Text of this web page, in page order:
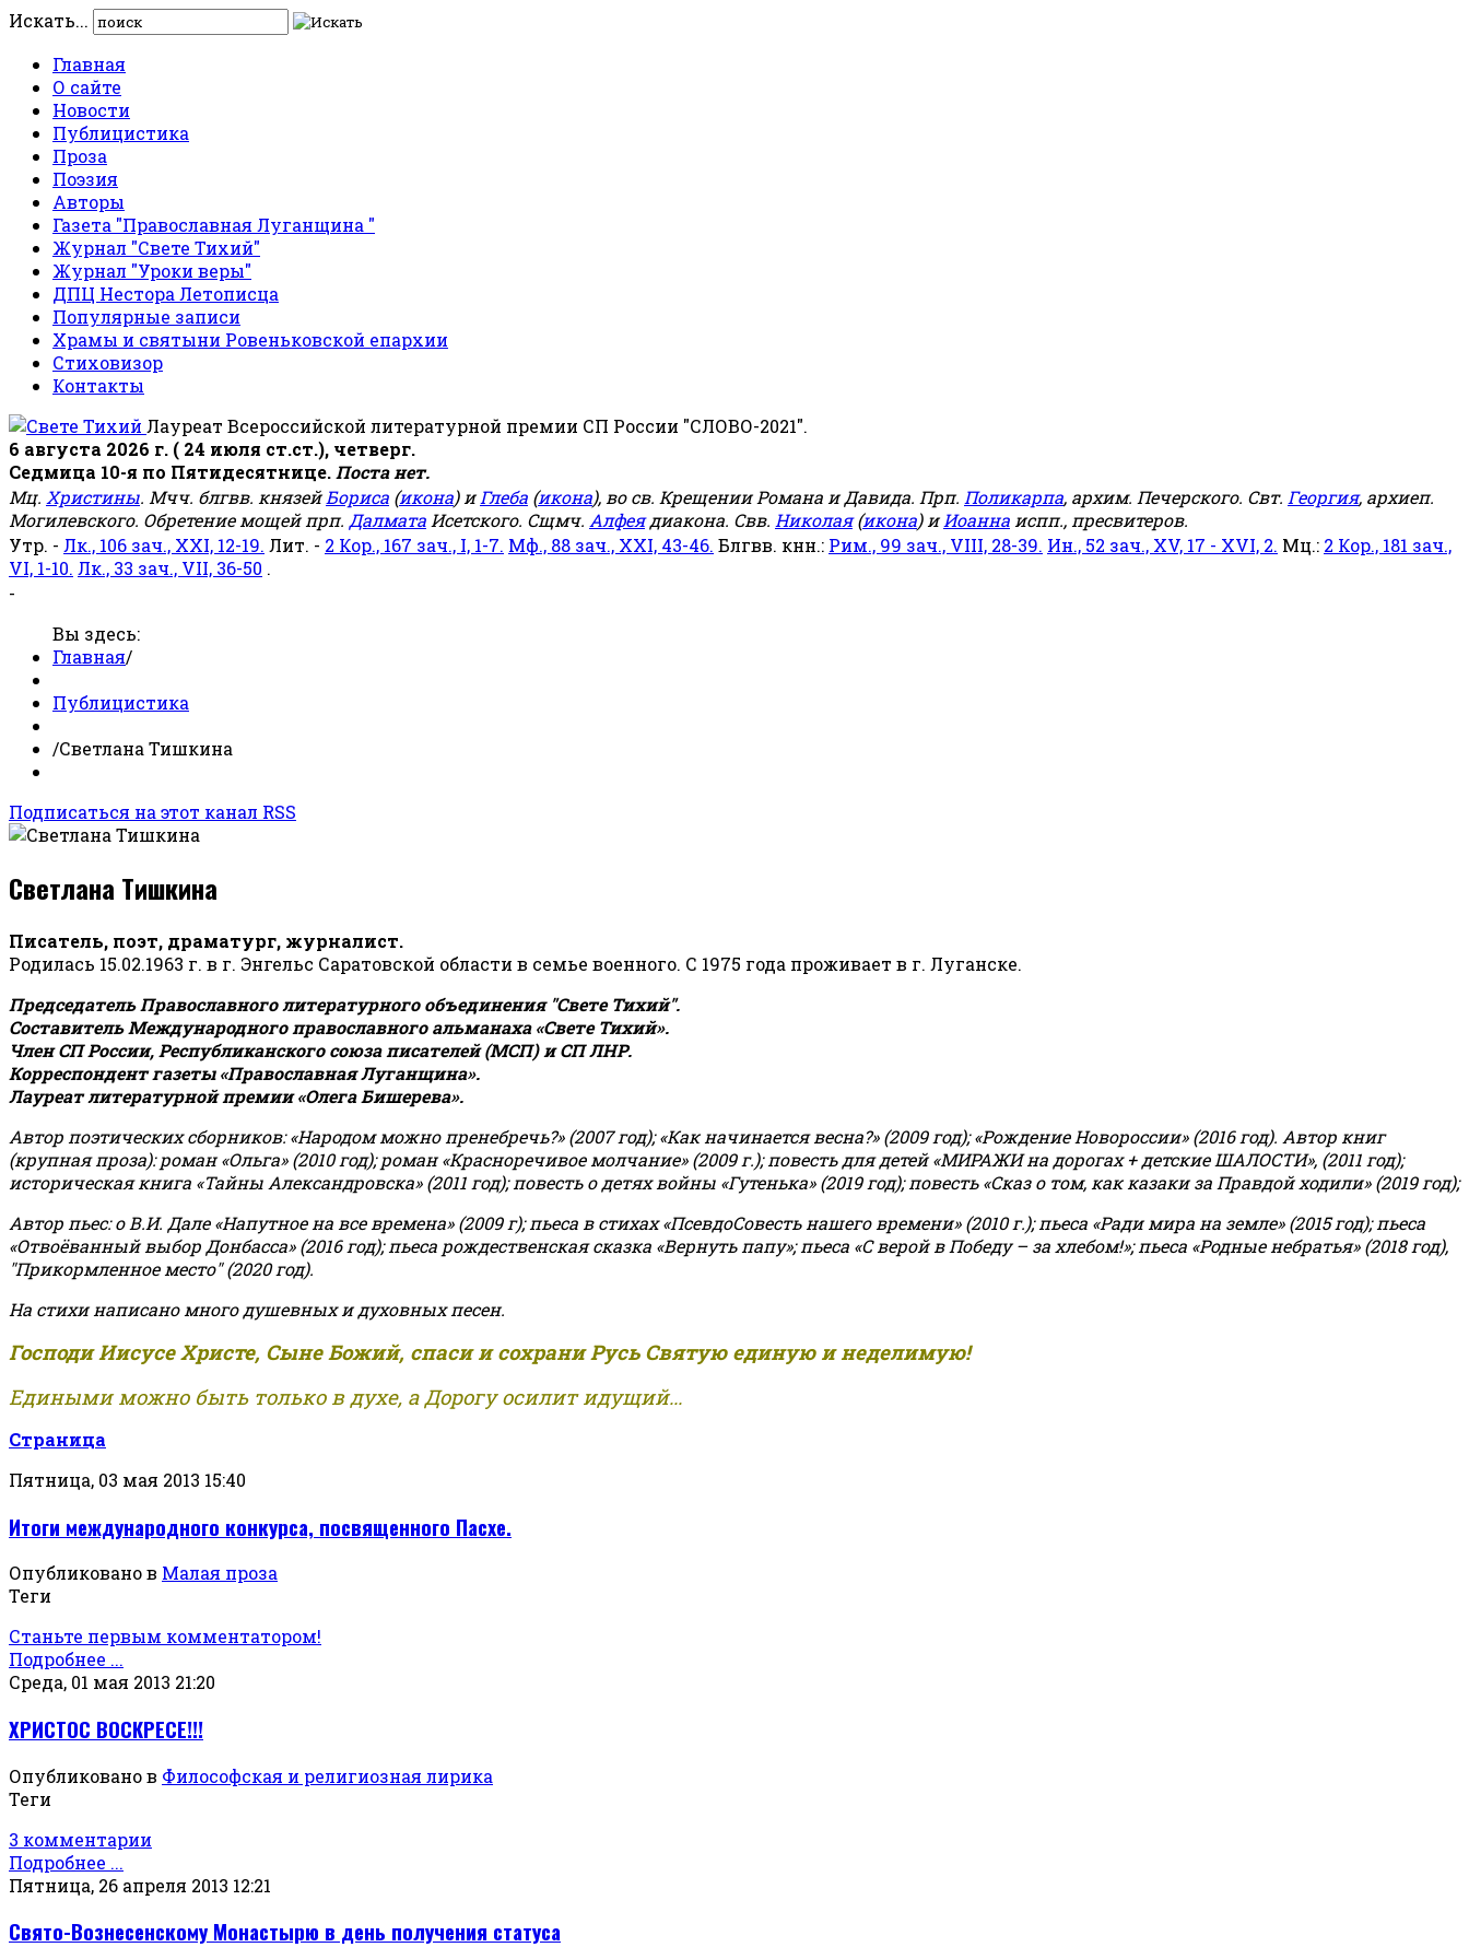
Искать...
Главная
О сайте
Новости
Публицистика
Проза
Поэзия
Авторы
Газета "Православная Луганщина "
Журнал "Свете Тихий"
Журнал "Уроки веры"
ДПЦ Нестора Летописца
Популярные записи
Храмы и святыни Ровеньковской епархии
Стиховизор
Контакты
Лауреат Всероссийской литературной премии СП России "СЛОВО-2021".
6 августа 2026 г. ( 24 июля ст.ст.), четверг.
Седмица 10-я по Пятидесятнице. Поста нет.
Мц. Христины. Мчч. блгвв. князейБориса (икона) иГлеба (икона), во св. Крещении Романа и Давида. Прп. Поликарпа, архим. Печерского. Свт. Георгия, архиеп.
Могилевского. Обретение мощей прп. Далмата Исетского. Сщмч. Алфеядиакона. Свв. Николая(икона) иИоанна испп., пресвитеров.
Утр. - Лк., 106 зач., XXI, 12-19. Лит. - 2 Кор., 167 зач., I, 1-7. Мф., 88 зач., XXI, 43-46. Блгвв. кнн.: Рим., 99 зач., VIII, 28-39. Ин., 52 зач., XV, 17 - XVI, 2. Мц.: 2 Кор., 181 зач.,
VI, 1-10. Лк., 33 зач., VII, 36-50 .
-
Вы здесь:
Главная/
Публицистика
/Светлана Тишкина
Подписаться на этот канал RSS
Светлана Тишкина
Писатель, поэт, драматург, журналист.
Родилась 15.02.1963 г. в г. Энгельс Саратовской области в семье военного. С 1975 года проживает в г. Луганске.
Председатель Православного литературного объединения "Свете Тихий".
Составитель Международного православного альманаха «Свете Тихий».
Член СП России, Республиканского союза писателей (МСП) и СП ЛНР.
Корреспондент газеты «Православная Луганщина».
Лауреат литературной премии «Олега Бишерева».
Автор поэтических сборников: «Народом можно пренебречь?» (2007 год); «Как начинается весна?» (2009 год); «Рождение Новороссии» (2016 год). Автор книг
(крупная проза): роман «Ольга» (2010 год); роман «Красноречивое молчание» (2009 г.); повесть для детей «МИРАЖИ на дорогах + детские ШАЛОСТИ», (2011 год);
историческая книга «Тайны Александровска» (2011 год); повесть о детях войны «Гутенька» (2019 год); повесть «Сказ о том, как казаки за Правдой ходили» (2019 год);
Автор пьес: о В.И. Дале «Напутное на все времена» (2009 г); пьеса в стихах «ПсевдоСовесть нашего времени» (2010 г.); пьеса «Ради мира на земле» (2015 год); пьеса
«Отвоёванный выбор Донбасса» (2016 год); пьеса рождественская сказка «Вернуть папу»; пьеса «С верой в Победу – за хлебом!»;пьеса «Родные небратья» (2018 год),
"Прикормленное место" (2020 год).
На стихи написано много душевных и духовных песен.
Господи Иисусе Христе, Сыне Божий, спаси и сохрани Русь Святую единую и неделимую!
Едиными можно быть только в духе, а Дорогу осилит идущий...
Страница
Пятница, 03 мая 2013 15:40
Итоги международного конкурса, посвященного Пасхе.
Опубликовано в Малая проза
Теги
Станьте первым комментатором!
Подробнее ...
Среда, 01 мая 2013 21:20
ХРИСТОС ВОСКРЕСЕ!!!
Опубликовано в Философская и религиозная лирика
Теги
3 комментарии
Подробнее ...
Пятница, 26 апреля 2013 12:21
Свято-Вознесенскому Монастырю в день получения статуса